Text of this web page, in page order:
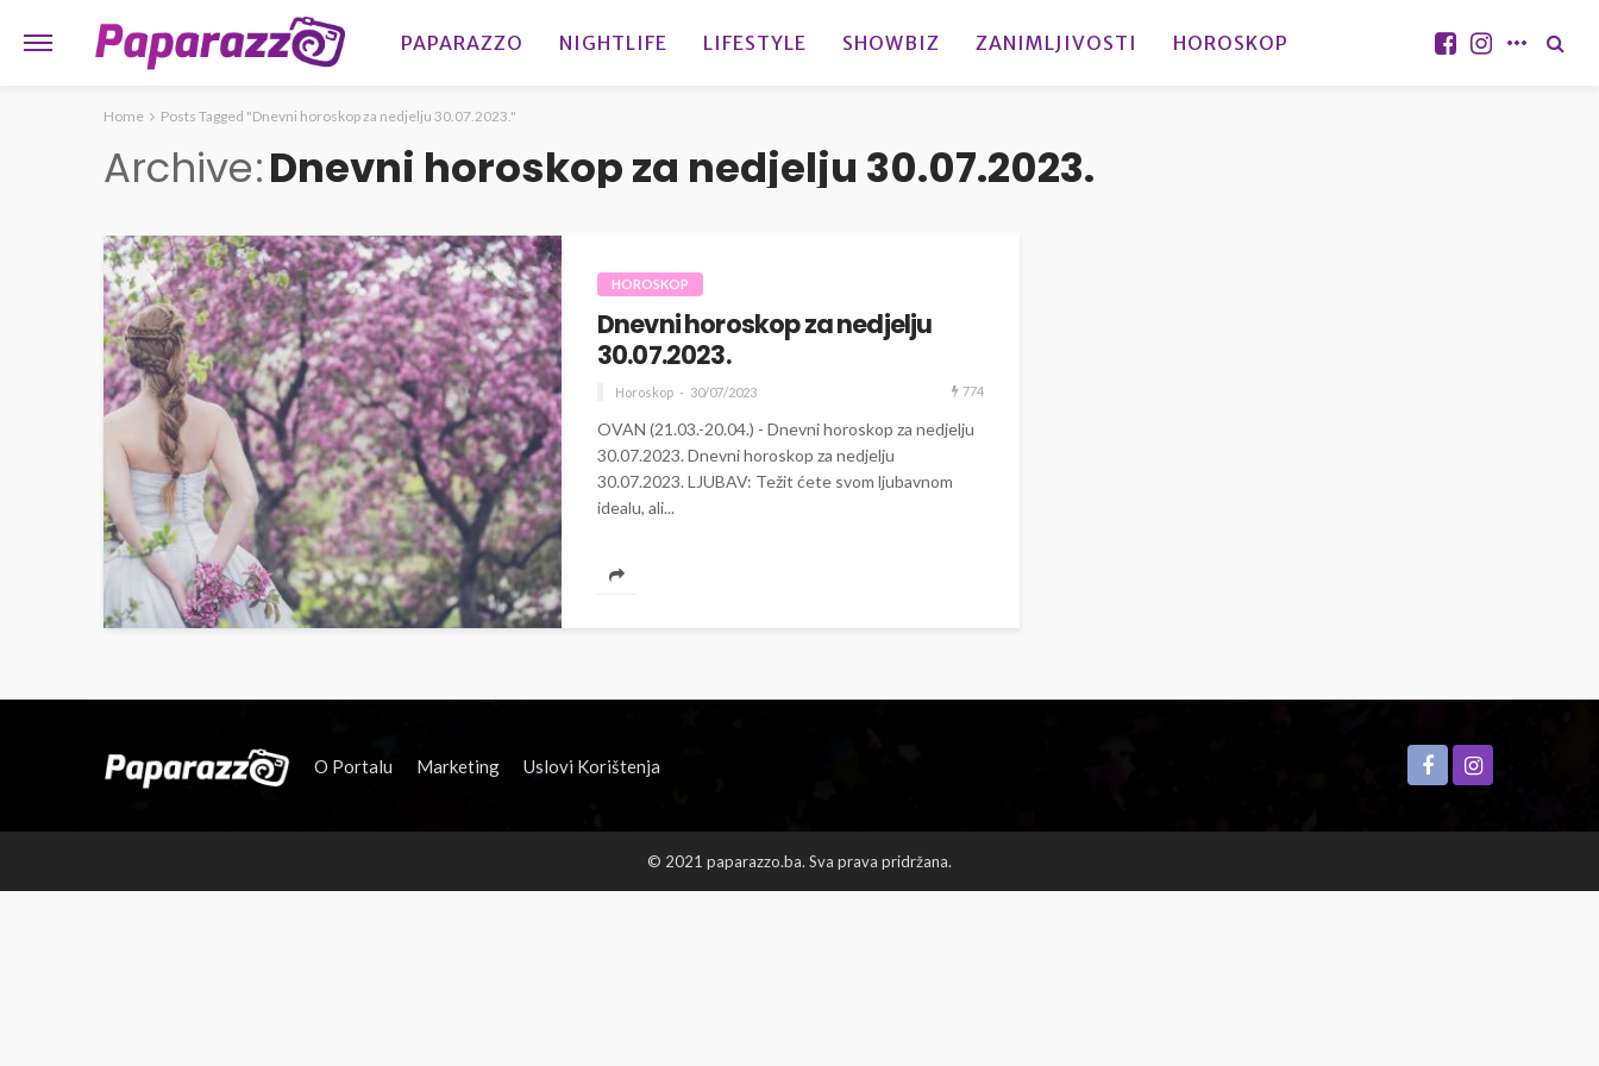
PAPARAZZO NIGHTLIFE LIFESTYLE SHOWBIZ ZANIMLJIVOSTI HOROSKOP
Home Posts Tagged "Dnevni horoskop za nedjelju 30.07.2023."
Archive Dnevni horoskop za nedjelju 30.07.2023.
HOROSKOP
Dnevni horoskop za nedjelju
30.07.2023.
Horoskop 30/07/2023 774
OVAN (21.03.-20.04.) - Dnevni horoskop za nedjelju
30.07.2023. Dnevni horoskop za nedjelju
30.07.2023. LJUBAV: Težit ćete svom ljubavnom
idealu, ali...
O Portalu Marketing Uslovi Korištenja
© 2021 paparazzo.ba. Sva prava pridržana.